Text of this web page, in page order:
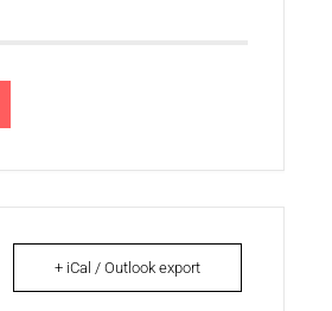
+ iCal / Outlook export